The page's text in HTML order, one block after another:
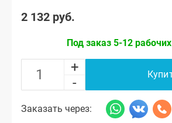
2 132 руб.
Под заказ 5-12
+
-
Заказать через: